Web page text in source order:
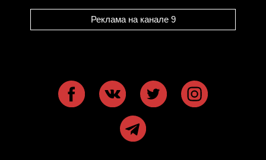
Реклама на канале 9